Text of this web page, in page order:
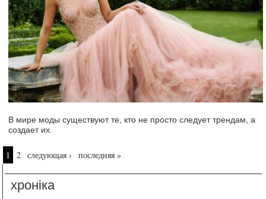
В мире моды существуют те, кто не просто следует трендам, а
создает их.
Страницы
1 2 следующая › последняя »
хроніка